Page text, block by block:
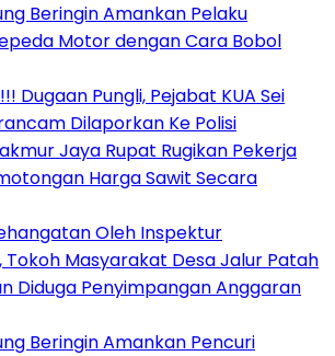
Beringin Amankan Pelaku
Motor dengan Cara Bobol
Dugaan Pungli, Pejabat KUA Sei
Dilaporkan Ke Polisi
Jaya Rupat Rugikan Pekerja
Harga Sawit Secara
Oleh Inspektur
Masyarakat Desa Jalur Patah
Diduga Penyimpangan Anggaran
Beringin Amankan Pencuri